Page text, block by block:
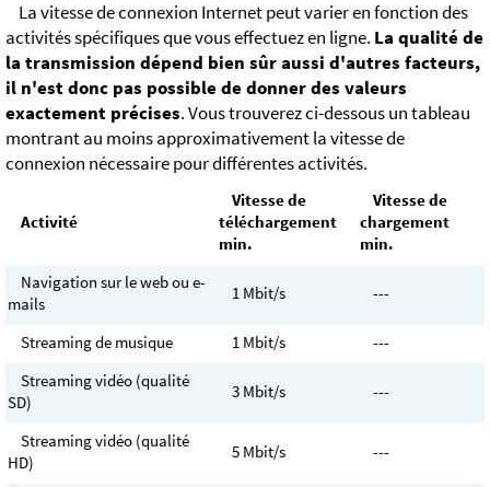
La vitesse de connexion Internet peut varier en fonction des
activités spécifiques que vous effectuez en ligne. La qualité de
la transmission dépend bien sûr aussi d'autres facteurs,
il n'est donc pas possible de donner des valeurs
exactement précises. Vous trouverez ci-dessous un tableau
montrant au moins approximativement la vitesse de
connexion nécessaire pour différentes activités.
Activité
Vitesse de
téléchargement
min.
Vitesse de
chargement
min.
Navigation sur le web ou e-
mails
1 Mbit/s ---
Streaming de musique 1 Mbit/s
---
Streaming vidéo (qualité
SD)
3 Mbit/s ---
Streaming vidéo (qualité
HD)
5 Mbit/s ---